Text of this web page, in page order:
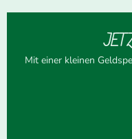
Mit einer kleinen